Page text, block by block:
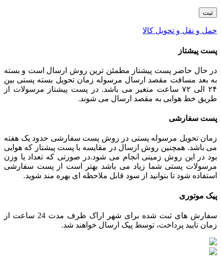
حمل و نقل و تحویل کالا
پست پیشتاز
در حال حاضر پست پیشتاز مطمئن ترین روش ارسال است و بسته
به بعد مسافت مقصد ارسال مرسوله زمان تحویل بسته پستی بین
۲۴ الی ۷۲ ساعت متغیر می باشد. در پست پیشتاز مرسولات از
طریق خط هوایی به مقصد ارسال می شوند.
پست سفارشی
زمان تحویل مرسوله پستی در روش پست سفارشی حدود یک هفته
می باشد. همچنین روش ارسال در مقایسه با پست پیشتاز که هوایی
بود در این روش زمینی انجام می شود.در صورتی که تعداد یا وزن
مرسولات پستی شما زیاد می باشد بهتر است از پست سفارشی
استفاده شود تا بتوانید از سود قابل ملاحظه ای بهره مند شوید.
پیک موتوری
سفارش های ثبت شده برای شهر اراک ظرف مدت 24 ساعت از
زمان تایید پرداخت، توسط پیک ارسال خواهند شد.